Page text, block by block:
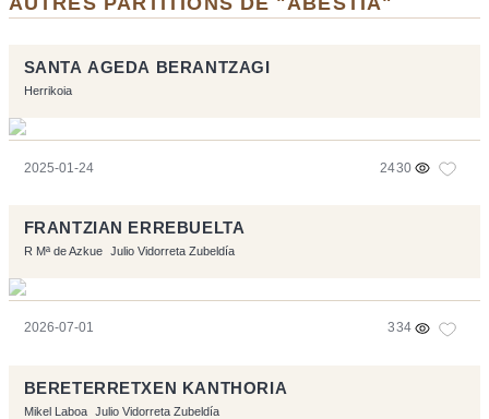
SANTA AGEDA BERANTZAGI
Herrikoia
2025-01-24 2430
FRANTZIAN ERREBUELTA
R Mª de Azkue Julio Vidorreta Zubeldía
2026-07-01 334
BERETERRETXEN KANTHORIA
Mikel Laboa Julio Vidorreta Zubeldía